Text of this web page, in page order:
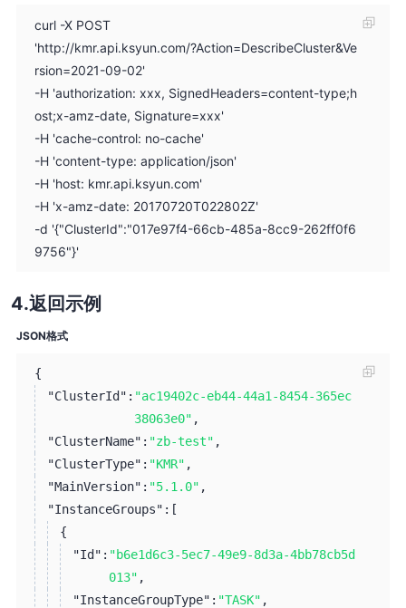
curl -X POST
'http://kmr.api.ksyun.com/?Action=DescribeCluster&Ve
rsion=2021-09-02'
-H 'authorization: xxx, SignedHeaders=content-type;h
ost;x-amz-date, Signature=xxx'
-H 'cache-control: no-cache'
-H 'content-type: application/json'
-H 'host: kmr.api.ksyun.com'
-H 'x-amz-date: 20170720T022802Z'
-d '{"ClusterId":"017e97f4-66cb-485a-8cc9-262ff0f6
9756"}'
返回示例
JSON格式
{
"ClusterId": "ac19402c-eb44-44a1-8454-365ec
38063e0" ,
"ClusterName": "zb-test" ,
"ClusterType": "KMR" ,
"MainVersion": "5.1.0" ,
"InstanceGroups": [
{
"Id": "b6e1d6c3-5ec7-49e9-8d3a-4bb78cb5d
013" ,
"InstanceGroupType": "TASK" ,